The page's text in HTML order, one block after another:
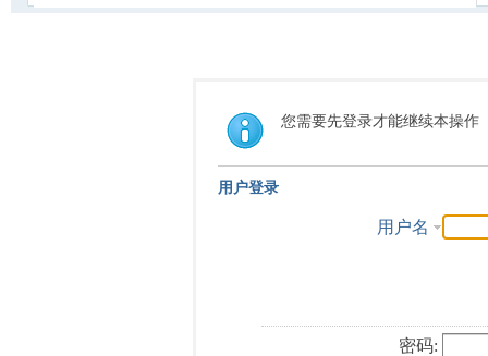
您需要先登录才能继续本操作
用户登录
用户名
密码: